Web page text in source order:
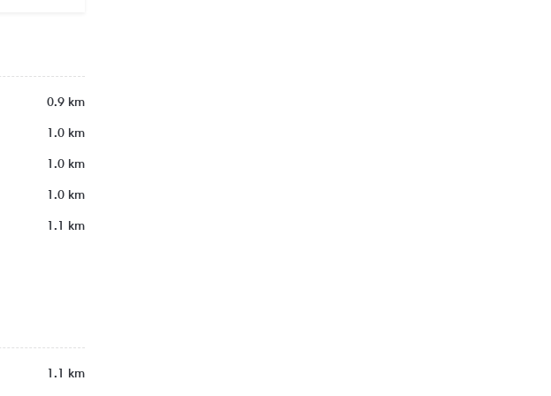
0.9 km
1.0 km
1.0 km
1.0 km
1.1 km
1.1 km